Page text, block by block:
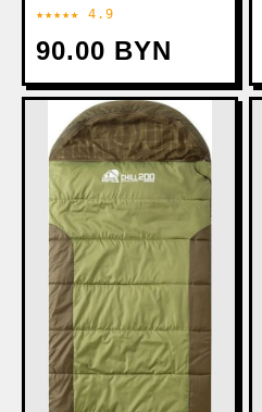
★★★★★ 4.9
90.00 BYN